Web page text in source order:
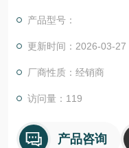
产品型号：
更新时间：2026-03-27
厂商性质：经销商
访问量：119
产品咨询